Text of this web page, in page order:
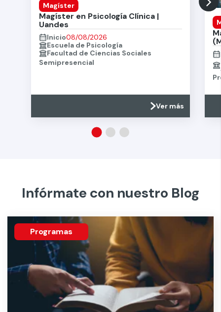
Magíster
Magíster en Psicología Clínica |
Uandes
Inicio08/08/2026
Escuela de Psicología
Facultad de Ciencias Sociales
Semipresencial
Ver más
Infórmate con nuestro Blog
Programas